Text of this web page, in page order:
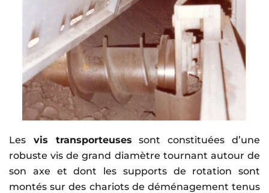
Les vis transporteuses sont constituées d’une
robuste vis de grand diamètre tournant autour de
son axe et dont les supports de rotation sont
montés sur des chariots de déménagement tenus